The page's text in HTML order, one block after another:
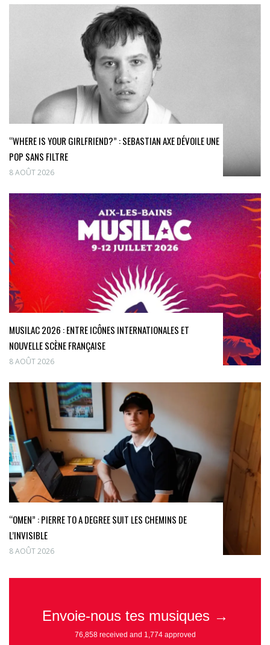
“WHERE IS YOUR GIRLFRIEND?” : SEBASTIAN AXE DÉVOILE UNE
POP SANS FILTRE
8 AOÛT 2026
MUSILAC 2026 : ENTRE ICÔNES INTERNATIONALES ET
NOUVELLE SCÈNE FRANÇAISE
8 AOÛT 2026
“OMEN” : PIERRE TO A DEGREE SUIT LES CHEMINS DE
L’INVISIBLE
8 AOÛT 2026